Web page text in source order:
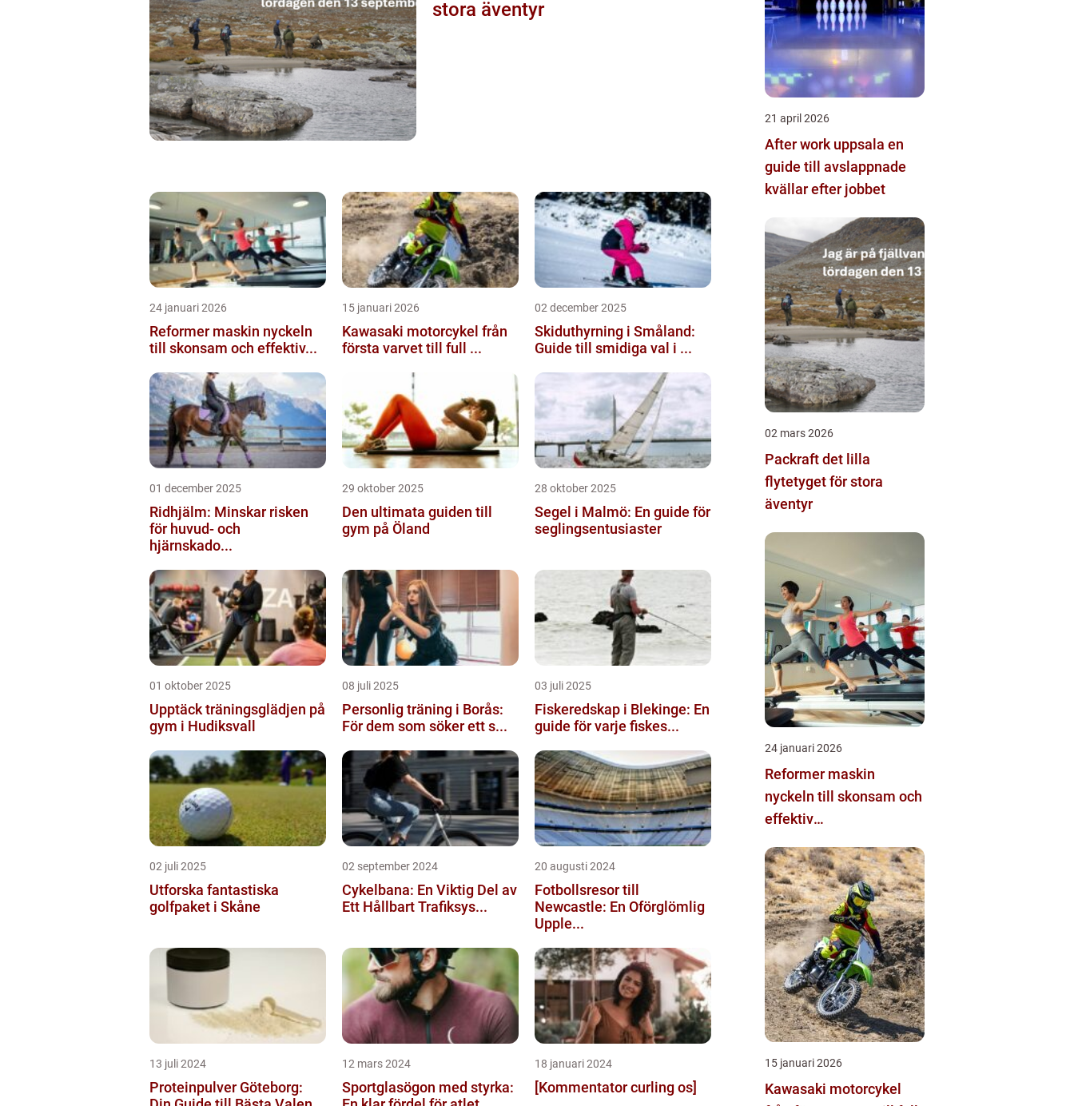
stora äventyr
24 januari 2026
Reformer maskin nyckeln
till skonsam och effektiv...
15 januari 2026
Kawasaki motorcykel från
första varvet till full ...
02 december 2025
Skiduthyrning i Småland:
Guide till smidiga val i ...
01 december 2025
Ridhjälm: Minskar risken
för huvud- och
hjärnskado...
29 oktober 2025
Den ultimata guiden till
gym på Öland
28 oktober 2025
Segel i Malmö: En guide för
seglingsentusiaster
01 oktober 2025
Upptäck träningsglädjen på
gym i Hudiksvall
08 juli 2025
Personlig träning i Borås:
För dem som söker ett s...
03 juli 2025
Fiskeredskap i Blekinge: En
guide för varje fiskes...
02 juli 2025
Utforska fantastiska
golfpaket i Skåne
02 september 2024
Cykelbana: En Viktig Del av
Ett Hållbart Trafiksys...
20 augusti 2024
Fotbollsresor till
Newcastle: En Oförglömlig
Upple...
13 juli 2024
Proteinpulver Göteborg:
12 mars 2024
Sportglasögon med styrka:
18 januari 2024
[Kommentator curling os]
21 april 2026
After work uppsala en
guide till avslappnade
kvällar efter jobbet
02 mars 2026
Packraft det lilla
flytetyget för stora
äventyr
24 januari 2026
Reformer maskin
nyckeln till skonsam och
effektiv
15 januari 2026
Kawasaki motorcykel